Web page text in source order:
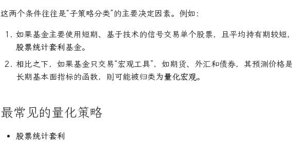
这两个条件往往是“子策略分类”的主要决定因素。例如：
如果基金主要使用短期、基于技术的信号交易单个股票，且平均持有期较短
股票统计套利 基金。
相比之下，如果基金只交易“宏观工具”，如期货、外汇和债券，其预测价格
长期基本面指标的函数，则可能被归类为量化宏观。
最常见的量化策略
股票统计套利